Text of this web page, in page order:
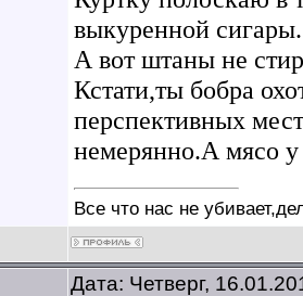
выкуренной сигары.
А вот штаны не
Кстати,ты бобра
перспективных
немерянно.А мясо у
Все что нас не
Дата: Четверг,